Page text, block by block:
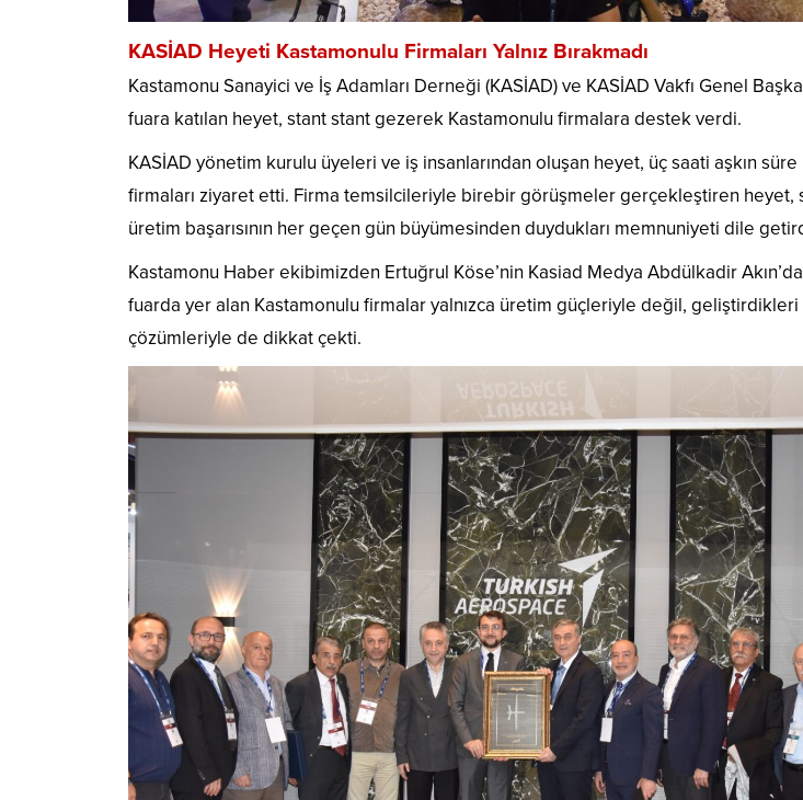
KASİAD Heyeti Kastamonulu Firmaları Yalnız Bırakmadı
Kastamonu Sanayici ve İş Adamları Derneği (KASİAD) ve KASİAD Vakfı Genel
fuara katılan heyet, stant stant gezerek Kastamonulu firmalara destek verdi.
KASİAD yönetim kurulu üyeleri ve iş insanlarından oluşan heyet, üç saati aşkın
firmaları ziyaret etti. Firma temsilcileriyle birebir görüşmeler gerçekleştiren heyet,
üretim başarısının her geçen gün büyümesinden duydukları memnuniyeti dile
Kastamonu Haber ekibimizden Ertuğrul Köse’nin Kasiad Medya Abdülkadir
fuarda yer alan Kastamonulu firmalar yalnızca üretim güçleriyle değil,
çözümleriyle de dikkat çekti.